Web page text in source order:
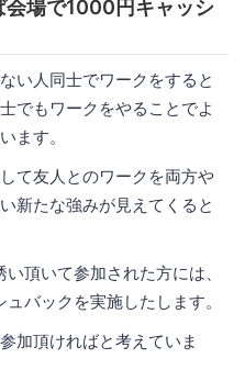
会場で1000円キャッシ
い人同士でワークをすると
でもワークをやることでよ
ます。
て友人とのワークを両方や
新たな強みが見えてくると
頂いて参加された方には、
バックを実施したします。
加頂ければと考えていま